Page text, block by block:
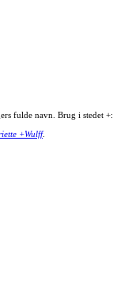
fulde navn. Brug i stedet +:
+Wulff.